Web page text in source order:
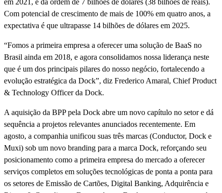
em 2021, é da ordem de 7 bilhões de dólares (38 bilhões de reais).
Com potencial de crescimento de mais de 100% em quatro anos, a
expectativa é que ultrapasse 14 bilhões de dólares em 2025.
“Fomos a primeira empresa a oferecer uma solução de BaaS no
Brasil ainda em 2018, e agora consolidamos nossa liderança neste
que é um dos principais pilares do nosso negócio, fortalecendo a
evolução estratégica da Dock”, diz Frederico Amaral, Chief Product
& Technology Officer da Dock.
A aquisição da BPP pela Dock abre um novo capítulo no setor e dá
sequência a projetos relevantes anunciados recentemente. Em
agosto, a companhia unificou suas três marcas (Conductor, Dock e
Muxi) sob um novo branding para a marca Dock, reforçando seu
posicionamento como a primeira empresa do mercado a oferecer
serviços completos em soluções tecnológicas de ponta a ponta para
os setores de Emissão de Cartões, Digital Banking, Adquirência e